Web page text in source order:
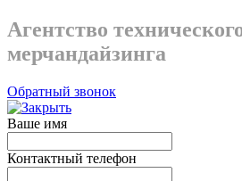
Агентство
мерчандайзинга
Обратный звонок
Ваше имя
Контактный телефон